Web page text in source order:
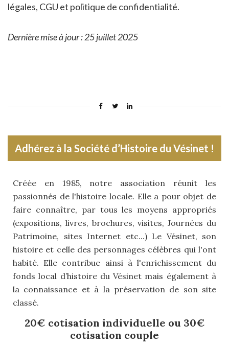
légales, CGU et politique de confidentialité.
Dernière mise à jour : 25 juillet 2025
Adhérez à la Société d’Histoire du Vésinet !
Créée en 1985, notre association réunit les
passionnés de l'histoire locale. Elle a pour objet de
faire connaître, par tous les moyens appropriés
(expositions, livres, brochures, visites, Journées du
Patrimoine, sites Internet etc...) Le Vésinet, son
histoire et celle des personnages célèbres qui l'ont
habité. Elle contribue ainsi à l'enrichissement du
fonds local d’histoire du Vésinet mais également à
la connaissance et à la préservation de son site
classé.
20€ cotisation individuelle ou 30€
cotisation couple